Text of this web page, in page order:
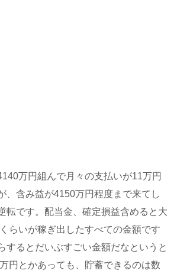
万円組んで月々の支払いが11万円
、含み益が4150万円程度まで来てし
転です。配当金、確定損益含めると大
らいが稼ぎ出したすべての金額です
するとだいぶすごい金額だなというと
円とかあっても、貯蓄できるのは数